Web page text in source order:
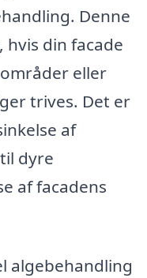
Denne
din facade
eller
trives. Det er
af
dyre
af facadens
algebehandling